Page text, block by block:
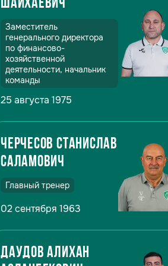
Шайхаевич
Заместитель
генерального директора
по финансово-
хозяйственной
деятельности, начальник
команды
25 августа 1975
Черчесов Станислав
Саламович
Главный тренер
02 сентября 1963
Даудов Алихан